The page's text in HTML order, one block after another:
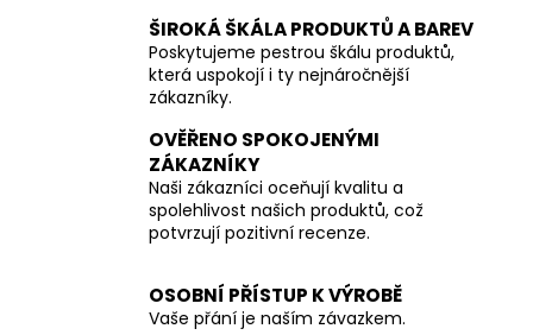
ŠIROKÁ ŠKÁLA PRODUKTŮ A BAREV
Poskytujeme pestrou škálu produktů,
která uspokojí i ty nejnáročnější
zákazníky.
OVĚŘENO SPOKOJENÝMI
ZÁKAZNÍKY
Naši zákazníci oceňují kvalitu a
spolehlivost našich produktů, což
potvrzují pozitivní recenze.
OSOBNÍ PŘÍSTUP K VÝROBĚ
Vaše přání je naším závazkem.